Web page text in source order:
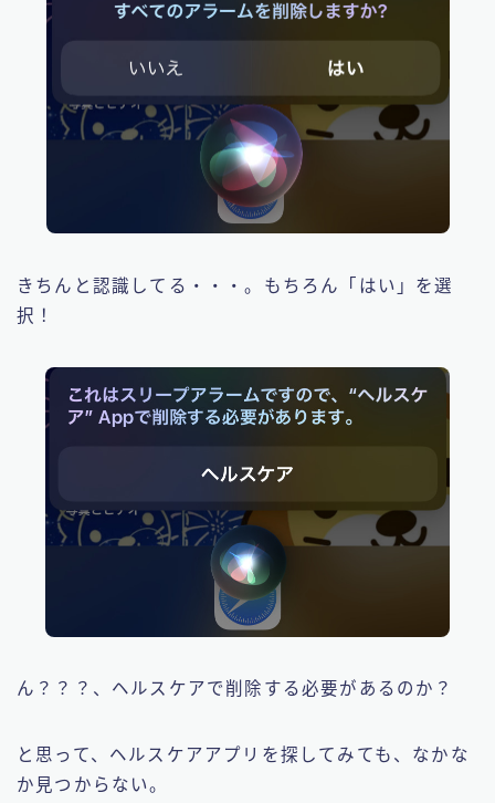
きちんと認識してる・・・。もちろん「はい」を選
択！
ん？？？、ヘルスケアで削除する必要があるのか？
と思って、ヘルスケアアプリを探してみても、なかな
か見つからない。